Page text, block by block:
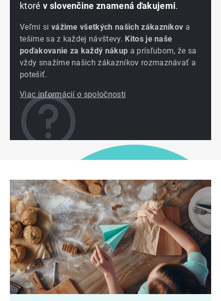
ktoré v slovenčine znamená ďakujemi.
Veľmi si vážime všetkých našich zákazníkov a
tešíme sa z každej návštevy. Kitos je naše
poďakovanie za každý nákup a prísľubom, že sa
vždy snažíme našich zákazníkov rozmaznávať a
potešiť.
Viac informácií o spoločnosti